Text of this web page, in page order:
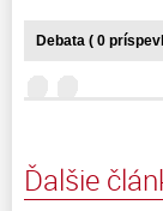
Debata ( 0
Ďalšie